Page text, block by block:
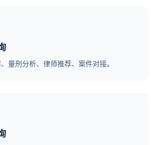
量刑分析、律师推荐、案件对接。